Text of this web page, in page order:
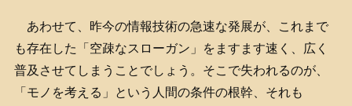
あわせて、昨今の情報技術の急速な発展が、これまで
も存在した「空疎なスローガン」をますます速く、広く
普及させてしまうことでしょう。そこで失われるのが、
「モノを考える」という人間の条件の根幹、それも